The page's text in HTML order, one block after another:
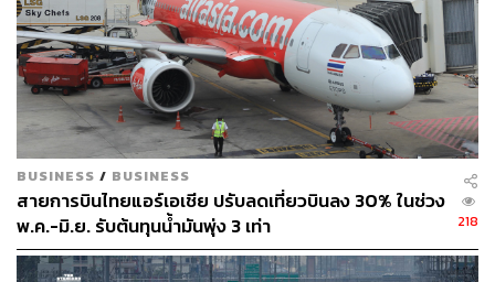
เมื่อเห็นอะไรมากขึ้น ก็จะเริ่มสนุกกับการตั้งคำถามว่า ทำไม
เมื่ออยากรู้อยากเห็น เห็นแล้วก็ไม่เข้าใจ ต้องตั้งคำถามกับสิ่ง
รอบๆ ตัว เห็นใบไม้สีเขียวริมทาง พอพลิกอีกด้านกลายเป็นสี
แดง เกิดคำถามว่าทำไมสีไม่เหมือนกันทั้งสองด้าน เกิดความ
อยากรู้ เข้าป่าเต็งรังในช่วงหน้าแล้ง เห็นต้นไม้ทิ้งใบ ใบไม้
ร่วงหมด ก็มีคำถามในใจ
เห็นแมลงเกาะบนหินในลำธาร ก็อยากรู้ว่าตัวอะไรทำไมน้ำ
แรงขนาดนี้ยังเกาะหินได้ ฯลฯ
BUSINESS / BUSINESS
สายการบินไทยแอร์เอเชีย ปรับลดเที่ยวบินลง 30% ในช่วง
พ.ค.-มิ.ย. รับต้นทุนน้ำมันพุ่ง 3 เท่า
218